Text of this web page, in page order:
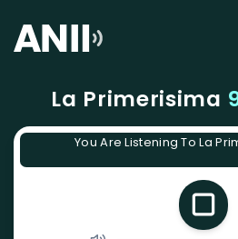
La Primerisima
You Are Listening To La